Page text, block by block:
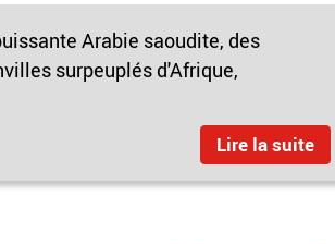
Arabie saoudite, des
surpeuplés d'Afrique,
Lire la suite